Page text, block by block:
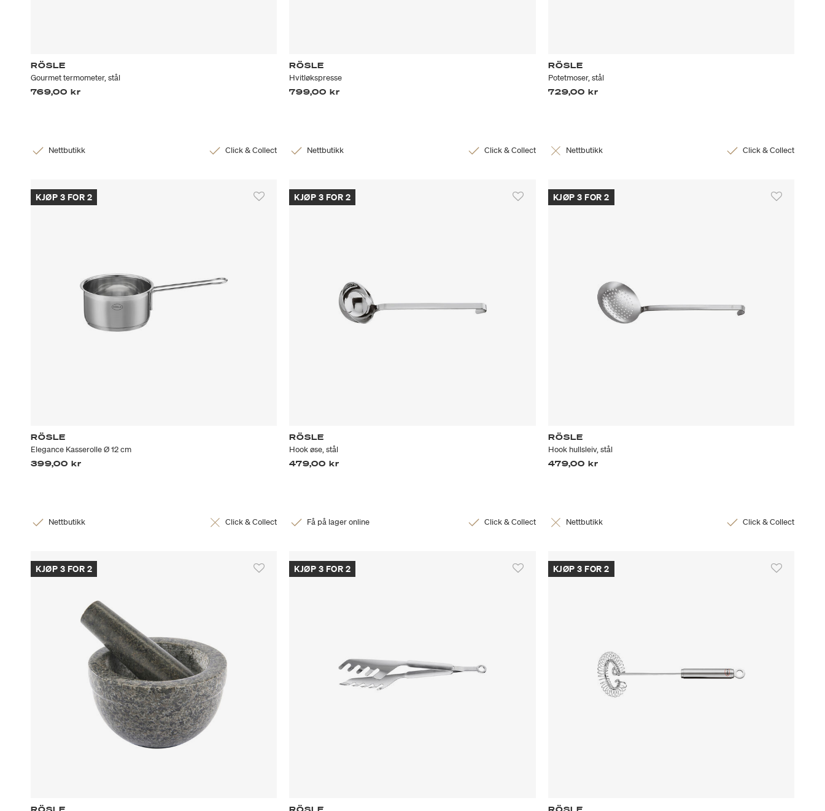
RÖSLE
Gourmet termometer, stål
769,00 kr
Nettbutikk Click & Collect
RÖSLE
Hvitløkspresse
799,00 kr
Nettbutikk Click & Collect
RÖSLE
Potetmoser, stål
729,00 kr
Nettbutikk Click & Collect
KJØP 3 FOR 2
RÖSLE
Elegance Kasserolle Ø 12 cm
399,00 kr
Nettbutikk Click & Collect
KJØP 3 FOR 2
RÖSLE
Hook øse, stål
479,00 kr
Få på lager online Click & Collect
KJØP 3 FOR 2
RÖSLE
Hook hullsleiv, stål
479,00 kr
Nettbutikk Click & Collect
KJØP 3 FOR 2 KJØP 3 FOR 2 KJØP 3 FOR 2